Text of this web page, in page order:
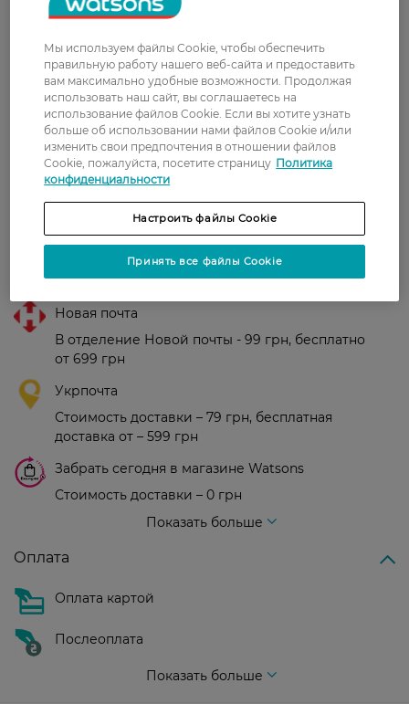
Олeна
7 июля, 2021
Помогаю от скольжения или если
обувь велика, хорошая вещь
Оксана
14 июня, 2021
Очень понравились, в новых
туфлях нигде не нарезала.
Доставка
Новая почта
В отделение Новой почты - 99 грн, бесплатно
от 699 грн
Укрпочта
Стоимость доставки – 79 грн, бесплатная
доставка от – 599 грн
Забрать сегодня в магазине Watsons
Стоимость доставки – 0 грн
Показать больше
Оплата
Оплата картой
Послеоплата
Показать больше
Мы используем файлы Cookie, чтобы обеспечить
правильную работу нашего веб-сайта и предоставить
вам максимально удобные возможности. Продолжая
использовать наш сайт, вы соглашаетесь на
использование файлов Cookie. Если вы хотите узнать
больше об использовании нами файлов Cookie и/или
изменить свои предпочтения в отношении файлов
Cookie, пожалуйста, посетите страницу Политика
конфиденциальности
Настроить файлы Cookie
Принять все файлы Cookie